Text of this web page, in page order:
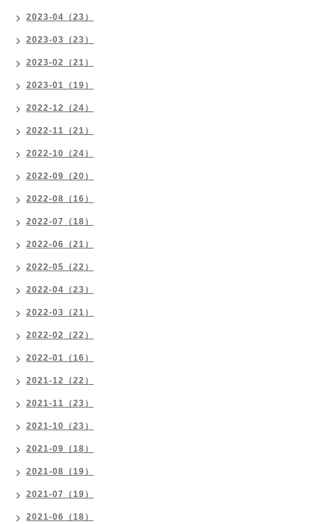
2023-04（23）
2023-03（23）
2023-02（21）
2023-01（19）
2022-12（24）
2022-11（21）
2022-10（24）
2022-09（20）
2022-08（16）
2022-07（18）
2022-06（21）
2022-05（22）
2022-04（23）
2022-03（21）
2022-02（22）
2022-01（16）
2021-12（22）
2021-11（23）
2021-10（23）
2021-09（18）
2021-08（19）
2021-07（19）
2021-06（18）